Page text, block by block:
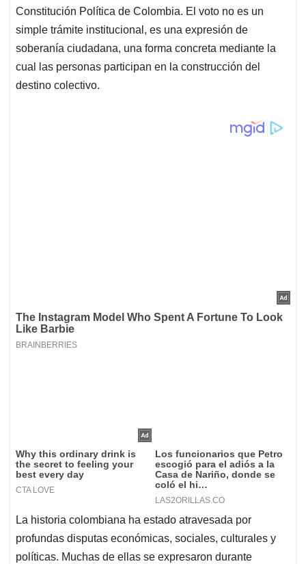
Constitución Política de Colombia. El voto no es un
simple trámite institucional, es una expresión de
soberanía ciudadana, una forma concreta mediante la
cual las personas participan en la construcción del
destino colectivo.
La historia colombiana ha estado atravesada por
profundas disputas económicas, sociales, culturales y
políticas. Muchas de ellas se expresaron durante